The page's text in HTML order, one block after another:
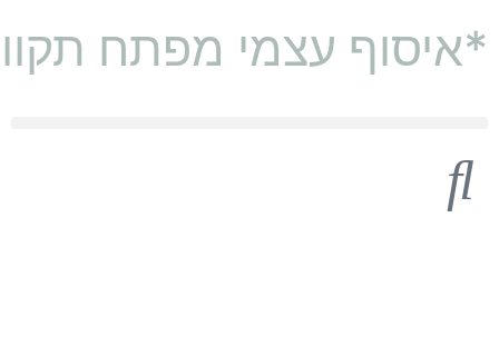
*איסוף עצמי מפתח